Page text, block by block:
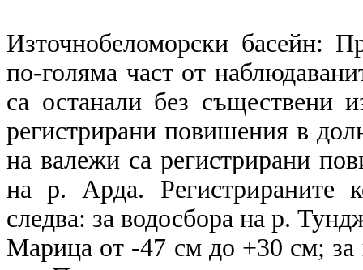
Източнобеломорски басейн:
по-голяма част от
са останали без съществени
регистрирани повишения в
на валежи са регистрирани
на р. Арда. Регистрираните
следва: за водосбора на р.
Марица от -47 см до +30 см;